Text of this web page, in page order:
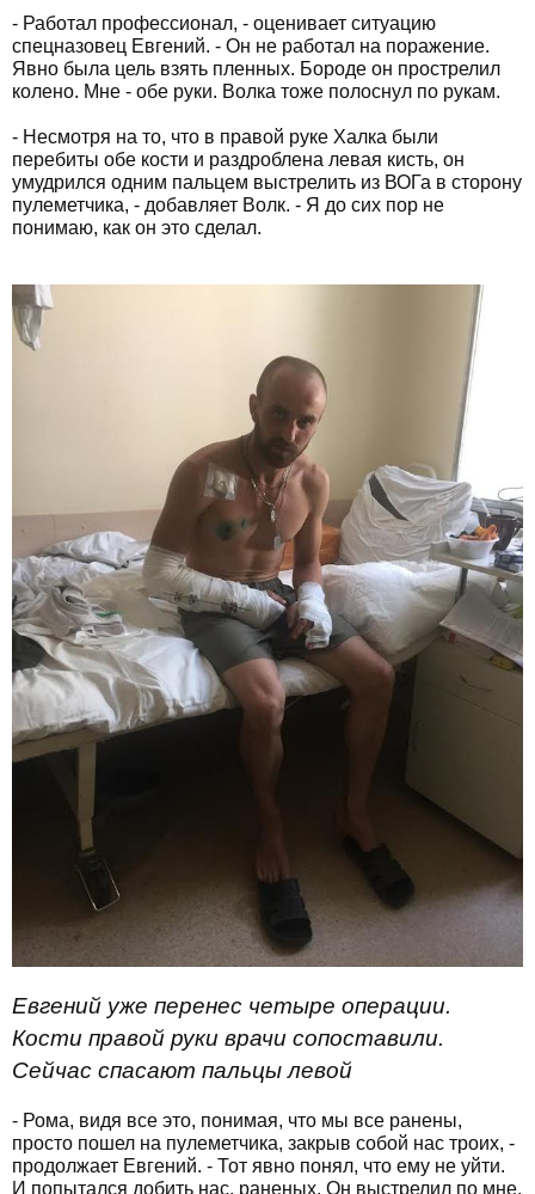
- Работал профессионал, - оценивает ситуацию
спецназовец Евгений. - Он не работал на поражение.
Явно была цель взять пленных. Бороде он прострелил
колено. Мне - обе руки. Волка тоже полоснул по рукам.
- Несмотря на то, что в правой руке Халка были
перебиты обе кости и раздроблена левая кисть, он
умудрился одним пальцем выстрелить из ВОГа в сторону
пулеметчика, - добавляет Волк. - Я до сих пор не
понимаю, как он это сделал.
Евгений уже перенес четыре операции.
Кости правой руки врачи сопоставили.
Сейчас спасают пальцы левой
- Рома, видя все это, понимая, что мы все ранены,
просто пошел на пулеметчика, закрыв собой нас троих, -
продолжает Евгений. - Тот явно понял, что ему не уйти.
И попытался добить нас, раненых. Он выстрелил по мне.